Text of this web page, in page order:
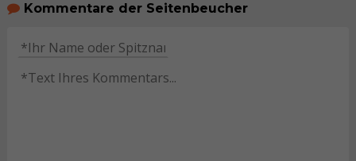
Kommentare der Seitenbeucher